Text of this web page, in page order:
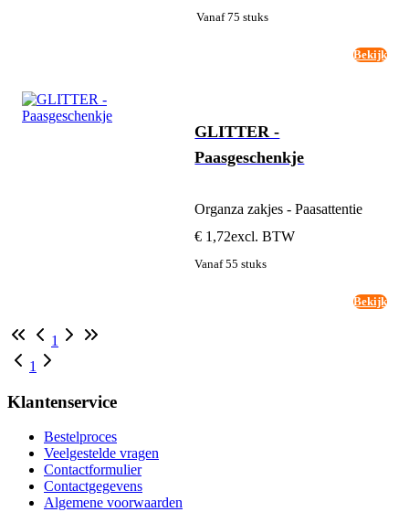
Vanaf 75 stuks
Bekijk
GLITTER -
Paasgeschenkje
Organza zakjes - Paasattentie
€ 1,72excl. BTW
Vanaf 55 stuks
Bekijk
1
1
Klantenservice
Bestelproces
Veelgestelde vragen
Contactformulier
Contactgegevens
Algemene voorwaarden